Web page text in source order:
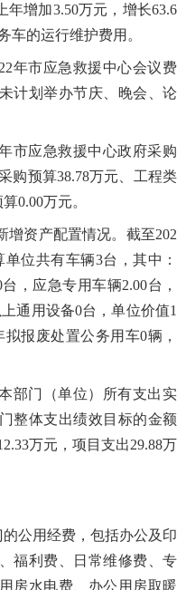
年增加3.50万元，增长63.6
车的运行维护费用。
年市应急救援中心会议费
计划举办节庆、晚会、论
市应急救援中心政府采购
购预算38.78万元、工程类
0.00万元。
增资产配置情况。截至202
位共有车辆3台，其中：
，应急专用车辆2.00台，
通用设备0台，单位价值1
报废处置公务用车0辆，
部门（单位）所有支出实
整体支出绩效目标的金额
万元，项目支出29.88万
公用经费，包括办公及印
福利费、日常维修费、专
房水电费、办公用房取暖